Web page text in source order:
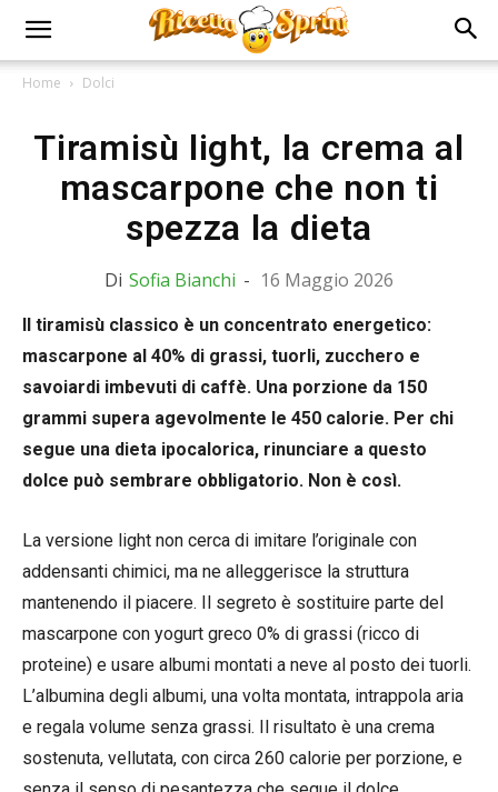
Home Dolci
Tiramisù light, la crema al
mascarpone che non ti
spezza la dieta
Di Sofia Bianchi - 16 Maggio 2026
Il tiramisù classico è un concentrato energetico:
mascarpone al 40% di grassi, tuorli, zucchero e
savoiardi imbevuti di caffè. Una porzione da 150
grammi supera agevolmente le 450 calorie. Per chi
segue una dieta ipocalorica, rinunciare a questo
dolce può sembrare obbligatorio. Non è così.
La versione light non cerca di imitare l’originale con
addensanti chimici, ma ne alleggerisce la struttura
mantenendo il piacere. Il segreto è sostituire parte del
mascarpone con yogurt greco 0% di grassi (ricco di
proteine) e usare albumi montati a neve al posto dei tuorli.
L’albumina degli albumi, una volta montata, intrappola aria
e regala volume senza grassi. Il risultato è una crema
sostenuta, vellutata, con circa 260 calorie per porzione, e